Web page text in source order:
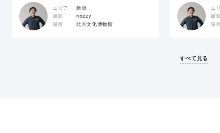
エリア
新潟
撮影
nozzy
場所
北方文化博物館
エ
撮
場
すべて見る